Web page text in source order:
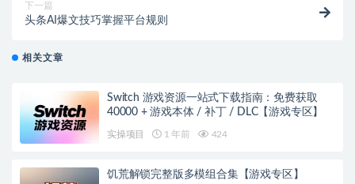
下一篇
头条AI爆文技巧掌握平台规则
相关文章
Switch 游戏资源一站式下载指南：免费获取
40000 + 游戏本体 / 补丁 / DLC【游戏专区】
实操项目 1 年前 424
饥荒解锁完整版多模组合集【游戏专区】